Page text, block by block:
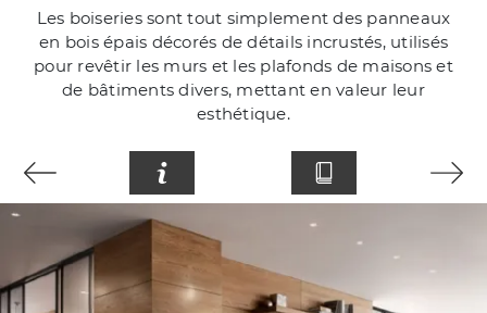
Les boiseries sont tout simplement des panneaux
en bois épais décorés de détails incrustés, utilisés
pour revêtir les murs et les plafonds de maisons et
de bâtiments divers, mettant en valeur leur
esthétique.